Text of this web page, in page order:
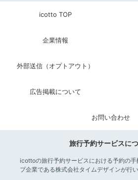
icotto TOP
企業情報
外部送信（オプトアウト）
広告掲載について
お問い合わせ
旅行予約サービスに
icottoの旅行予約サービスにおける予約の
プ企業である株式会社タイムデザインが行い